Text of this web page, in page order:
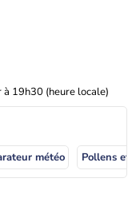
à 19h30 (heure locale)
météo Pollens